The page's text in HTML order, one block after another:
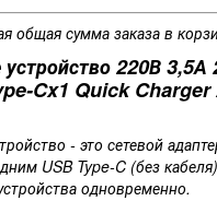
общая сумма заказа в
220В 3,5А
Cx1 Quick
- это сетевой
USB Type-C (без
одновременно.